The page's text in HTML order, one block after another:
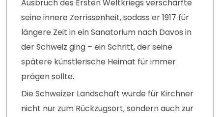
Ausbruch des Ersten Weltkriegs verschärfte
seine innere Zerrissenheit, sodass er 1917 für
längere Zeit in ein Sanatorium nach Davos in
der Schweiz ging – ein Schritt, der seine
spätere künstlerische Heimat für immer
prägen sollte.
Die Schweizer Landschaft wurde für Kirchner
nicht nur zum Rückzugsort, sondern auch zur